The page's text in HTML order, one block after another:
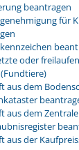
beantragen
für
oder
aus dem
aus dem
aus der